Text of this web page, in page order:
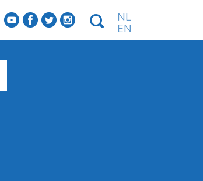
f a b e
NL
EN